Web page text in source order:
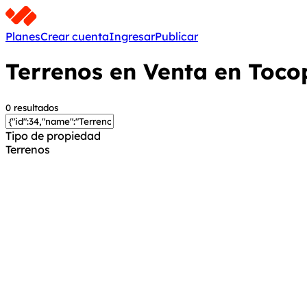
PlanesCrear cuentaIngresarPublicar
Terrenos en Venta en
0 resultados
Tipo de propiedad
Terrenos